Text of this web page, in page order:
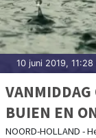
10 juni 2019, 11:28
VANMIDDAG
BUIEN EN
NOORD-HOLLAND -